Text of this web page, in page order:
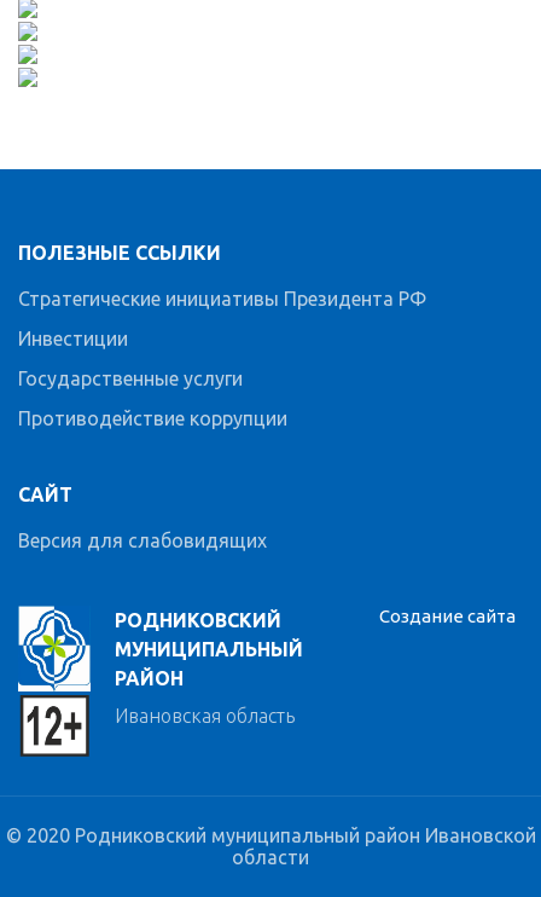
РОДНИКОВСКИЙ
МУНИЦИПАЛЬНЫЙ
РАЙОН
Ивановская область
ПОЛЕЗНЫЕ ССЫЛКИ
Стратегические инициативы Президента РФ
Инвестиции
Государственные услуги
Противодействие коррупции
САЙТ
Версия для слабовидящих
Создание сайта
© 2020 Родниковский муниципальный район Ивановской
области